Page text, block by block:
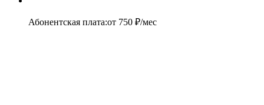
Абонентская плата:от 750 ₽/мес